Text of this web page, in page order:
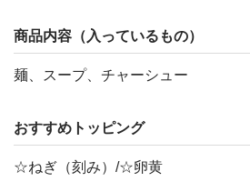
商品内容（入っているもの）
麺、スープ、チャーシュー
おすすめトッピング
☆ねぎ（刻み）/☆卵黄